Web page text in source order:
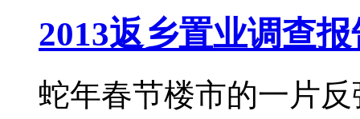
2013返乡置业调查报
蛇年春节楼市的一片